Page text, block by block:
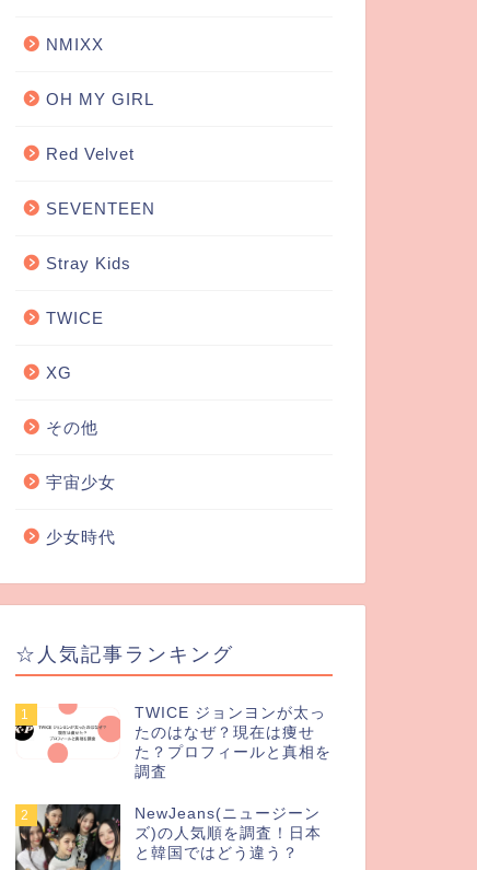
NMIXX
OH MY GIRL
Red Velvet
SEVENTEEN
Stray Kids
TWICE
XG
その他
宇宙少女
少女時代
☆人気記事ランキング
1
TWICE ジョンヨンが太っ
たのはなぜ？現在は痩せ
た？プロフィールと真相を
調査
2
NewJeans(ニュージーン
ズ)の人気順を調査！日本
と韓国ではどう違う？